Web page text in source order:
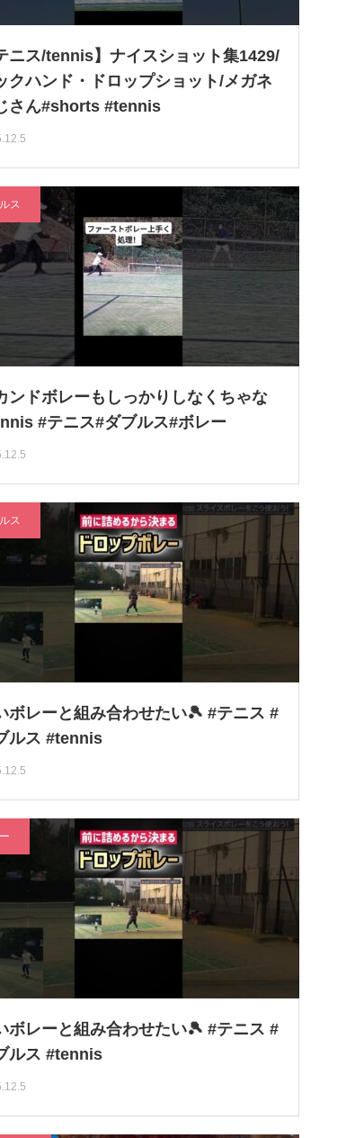
ニス/tennis】ナイスショット集1429/
クハンド・ドロップショット/メガネ
さん#shorts #tennis
ス
ンドボレーもしっかりしなくちゃな
#テニス#ダブルス#ボレー
ス
ボレーと組み合わせたい🎾 #テニス #
ルス #tennis
ボレーと組み合わせたい🎾 #テニス #
ルス #tennis